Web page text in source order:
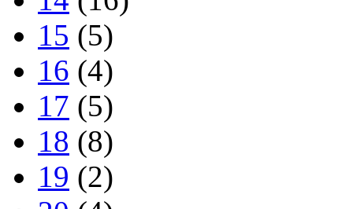
15 (5)
16 (4)
17 (5)
18 (8)
19 (2)